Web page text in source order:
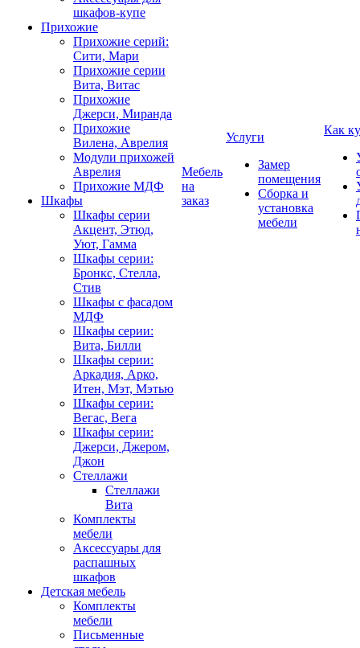
шкафов-купе
Прихожие
Прихожие серий:
Сити, Мари
Прихожие серии
Вита, Витас
Прихожие
Джерси, Миранда
Прихожие
Вилена, Аврелия
Модули прихожей
Аврелия
Прихожие МДФ
Шкафы
Шкафы серии
Акцент, Этюд,
Уют, Гамма
Шкафы серии:
Бронкс, Стелла,
Стив
Шкафы с фасадом
МДФ
Шкафы серии:
Вита, Билли
Шкафы серии:
Аркадия, Арко,
Итен, Мэт, Мэтью
Шкафы серии:
Вегас, Вега
Шкафы серии:
Джерси, Джером,
Джон
Стеллажи
Стеллажи
Вита
Комплекты
мебели
Аксессуары для
распашных
шкафов
Детская мебель
Комплекты
мебели
Письменные
Мебель
на
заказ
Услуги
Замер
помещения
Сборка и
установка
мебели
Как